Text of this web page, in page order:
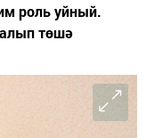
роль уйный.
төшә